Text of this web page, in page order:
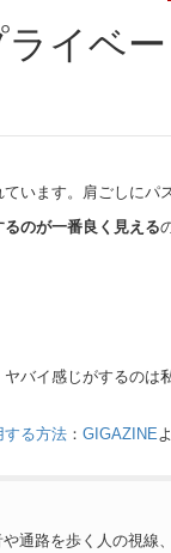
イベ
ています。肩ごしにパ
のが一番良く見える
バイ感じがするのは
する方法 ： GIGAZINE
通路を歩く人の視線